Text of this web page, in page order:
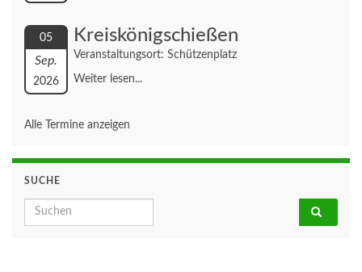
05
Sep.
2026
Kreiskönigschießen
Veranstaltungsort: Schützenplatz
Weiter lesen...
Alle Termine anzeigen
SUCHE
Search for: